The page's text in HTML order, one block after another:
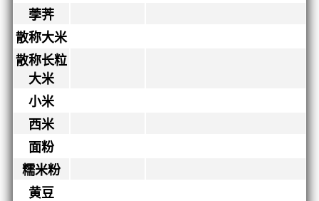
荸荠
散称大米
散称长粒
大米
小米
西米
面粉
糯米粉
黄豆